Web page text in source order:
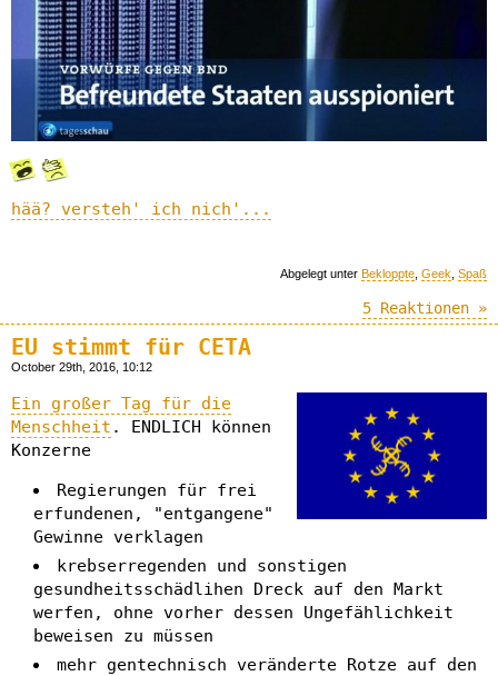
hää? versteh' ich nich'...
Abgelegt unter Bekloppte Geek Spaß
5 Reaktionen »
EU stimmt für CETA
October 29th, 2016, 10:12
Ein großer Tag für die
Menschheit . ENDLICH können
Konzerne
Regierungen für frei
erfundenen, "entgangene"
Gewinne verklagen
krebserregenden und sonstigen
gesundheitsschädlihen Dreck auf den Markt
werfen, ohne vorher dessen Ungefählichkeit
beweisen zu müssen
mehr gentechnisch veränderte Rotze auf den